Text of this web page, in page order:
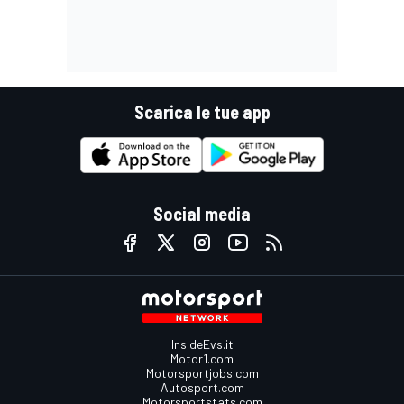
Scarica le tue app
Social media
InsideEvs.it
Motor1.com
Motorsportjobs.com
Autosport.com